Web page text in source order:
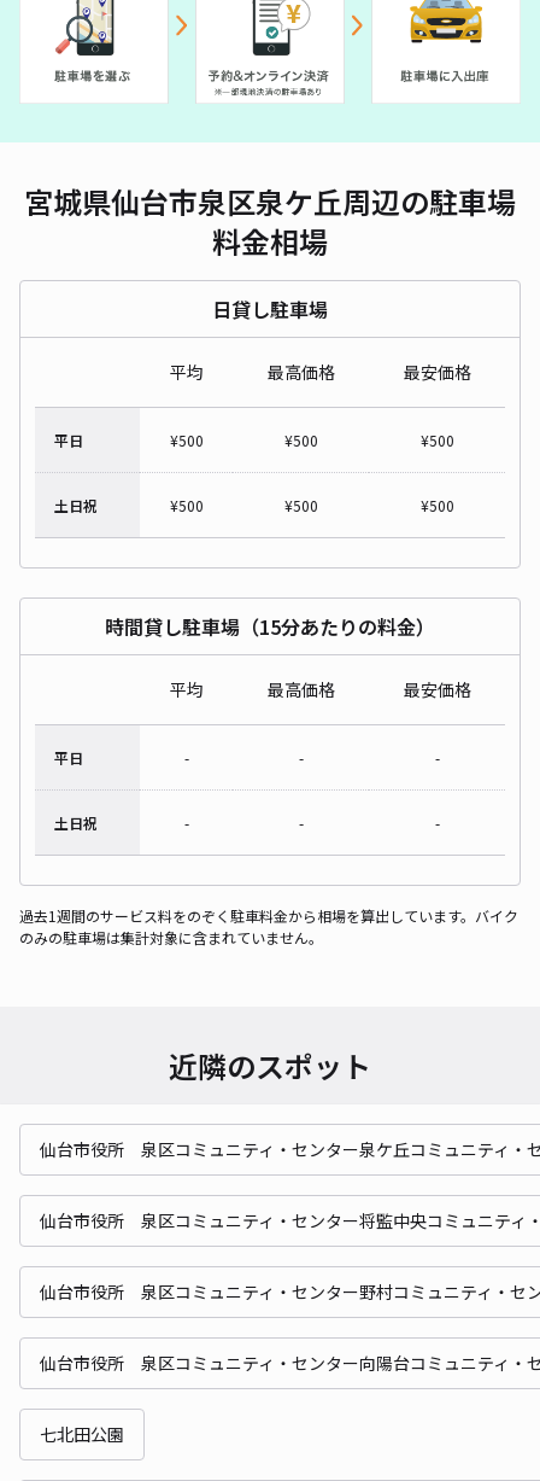
宮城県仙台市泉区泉ケ丘周辺の駐車場
料金相場
日貸し駐車場
平均 最高価格 最安価格
平日 ¥500 ¥500 ¥500
土日祝 ¥500 ¥500 ¥500
時間貸し駐車場（15分あたりの料金）
平均 最高価格 最安価格
平日 - - -
土日祝 - - -
過去1週間のサービス料をのぞく駐車料金から相場を算出しています。バイク
のみの駐車場は集計対象に含まれていません。
近隣のスポット
仙台市役所 泉区コミュニティ・センター泉ケ丘コミュニティ・
仙台市役所 泉区コミュニティ・センター将監中央コミュニティ
仙台市役所 泉区コミュニティ・センター野村コミュニティ・セ
仙台市役所 泉区コミュニティ・センター向陽台コミュニティ・
七北田公園